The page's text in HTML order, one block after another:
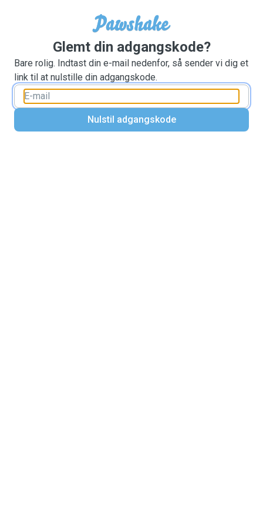
Glemt din adgangskode?
Bare rolig. Indtast din e-mail nedenfor, så sender vi dig et
link til at nulstille din adgangskode.
Nulstil adgangskode